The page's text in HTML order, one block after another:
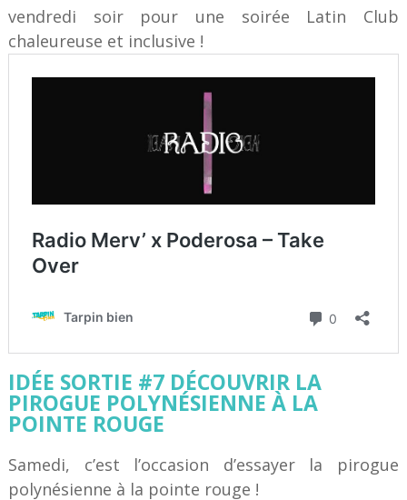
vendredi soir pour une soirée Latin Club
chaleureuse et inclusive !
IDÉE SORTIE #7 DÉCOUVRIR LA
PIROGUE POLYNÉSIENNE À LA
POINTE ROUGE
Samedi, c’est l’occasion d’essayer la pirogue
polynésienne à la pointe rouge !